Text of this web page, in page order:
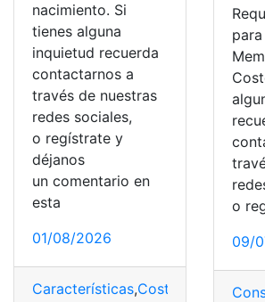
nacimiento. Si
tienes alguna
inquietud recuerda
contactarnos a
través de nuestras
redes sociales,
o regístrate y
déjanos
un comentario en
esta
01/08/2026
Características,Costo Internet,
o
09/